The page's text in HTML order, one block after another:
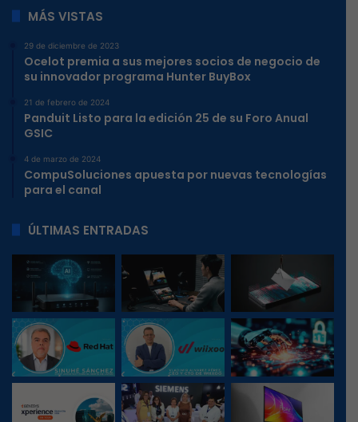
MÁS VISTAS
29 de diciembre de 2023
Ocelot premia a sus mejores socios de negocio de
su innovador programa Hunter BuyBox
21 de febrero de 2024
Panduit Listo para la edición 25 de su Foro Anual
GSIC
4 de marzo de 2024
CompuSoluciones apuesta por nuevas tecnologías
para el canal
ÚLTIMAS ENTRADAS